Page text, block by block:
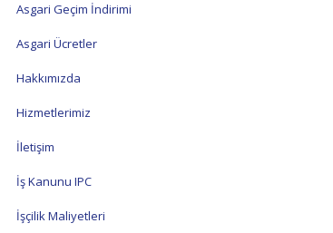
Asgari Geçim İndirimi
Asgari Ücretler
Hakkımızda
Hizmetlerimiz
İletişim
İş Kanunu IPC
İşçilik Maliyetleri